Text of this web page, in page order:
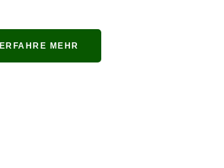
ERFAHRE MEHR